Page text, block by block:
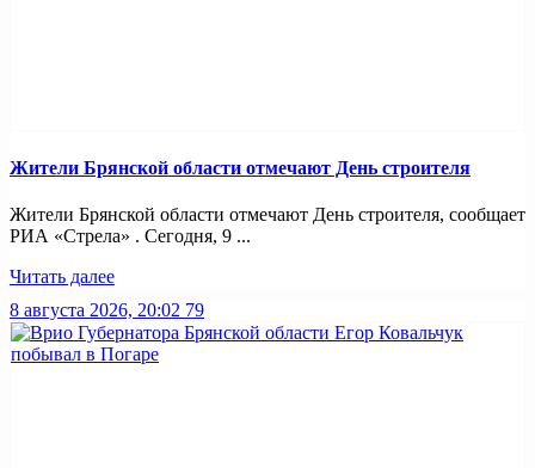
Жители Брянской области отмечают День строителя
Жители Брянской области отмечают День строителя, сообщает
РИА «Стрела» . Сегодня, 9 ...
Читать далее
8 августа 2026, 20:02 79